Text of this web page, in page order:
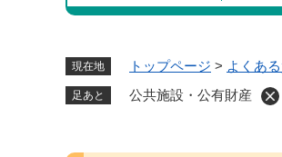
現在地 トップページ > よくあ
足あと 公共施設・公有財産